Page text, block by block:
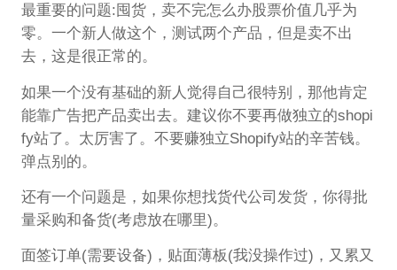
最重要的问题:囤货，卖不完怎么办股票价值几乎为
零。一个新人做这个，测试两个产品，但是卖不出
去，这是很正常的。
如果一个没有基础的新人觉得自己很特别，那他肯定
能靠广告把产品卖出去。建议你不要再做独立的shopi
fy站了。太厉害了。不要赚独立Shopify站的辛苦钱。
弹点别的。
还有一个问题是，如果你想找货代公司发货，你得批
量采购和备货(考虑放在哪里)。
面签订单(需要设备)，贴面薄板(我没操作过)，又累又